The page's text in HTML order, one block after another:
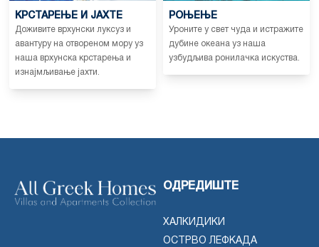
КРСТАРЕЊЕ И ЈАХТЕ
Доживите врхунски луксуз и
авантуру на отвореном мору уз
наша врхунска крстарења и
изнајмљивање јахти.
РОЊЕЊЕ
Уроните у свет чуда и истражите
дубине океана уз наша
узбудљива ронилачка искуства.
ОДРЕДИШТЕ
ХАЛКИДИКИ
ОСТРВО ЛЕФКАДА